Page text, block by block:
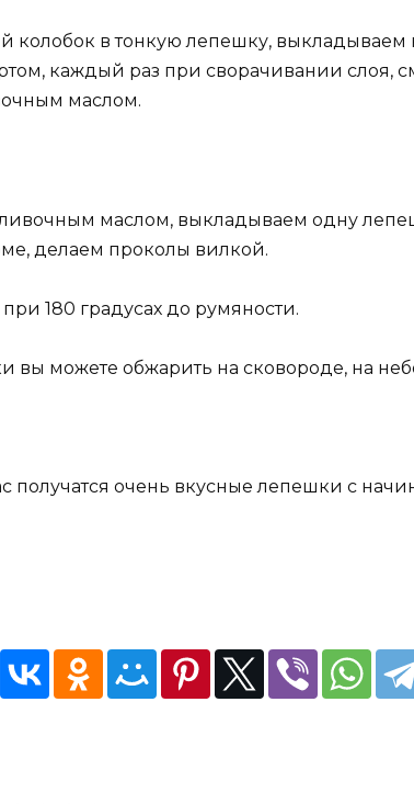
колобок в тонкую лепешку, выкладываем
каждый раз при сворачивании слоя,
маслом.
маслом, выкладываем одну
делаем проколы вилкой.
180 градусах до румяности.
вы можете обжарить на сковороде, на
получатся очень вкусные лепешки с